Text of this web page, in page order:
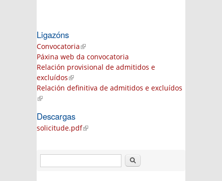
Ligazóns
Convocatoria(link is external)
Páxina web da convocatoria
Relación provisional de admitidos e
excluídos(link is external)
Relación definitiva de admitidos e excluídos
(link is external)
Descargas
solicitude.pdf(link is external)
Buscar